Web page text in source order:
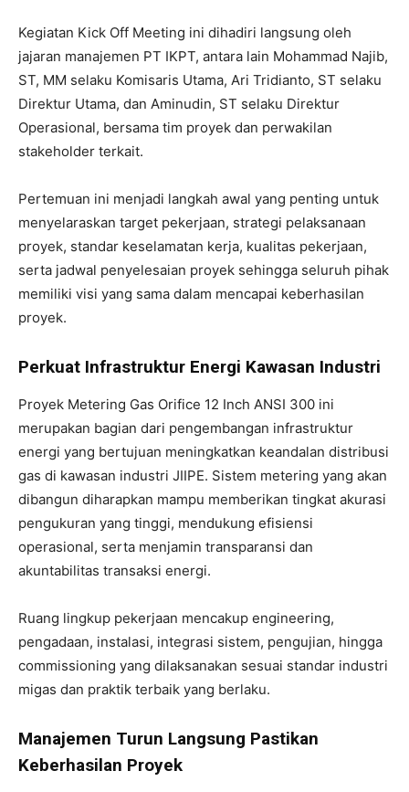
Kegiatan Kick Off Meeting ini dihadiri langsung oleh
jajaran manajemen PT IKPT, antara lain Mohammad Najib,
ST, MM selaku Komisaris Utama, Ari Tridianto, ST selaku
Direktur Utama, dan Aminudin, ST selaku Direktur
Operasional, bersama tim proyek dan perwakilan
stakeholder terkait.
Pertemuan ini menjadi langkah awal yang penting untuk
menyelaraskan target pekerjaan, strategi pelaksanaan
proyek, standar keselamatan kerja, kualitas pekerjaan,
serta jadwal penyelesaian proyek sehingga seluruh pihak
memiliki visi yang sama dalam mencapai keberhasilan
proyek.
Perkuat Infrastruktur Energi Kawasan Industri
Proyek Metering Gas Orifice 12 Inch ANSI 300 ini
merupakan bagian dari pengembangan infrastruktur
energi yang bertujuan meningkatkan keandalan distribusi
gas di kawasan industri JIIPE. Sistem metering yang akan
dibangun diharapkan mampu memberikan tingkat akurasi
pengukuran yang tinggi, mendukung efisiensi
operasional, serta menjamin transparansi dan
akuntabilitas transaksi energi.
Ruang lingkup pekerjaan mencakup engineering,
pengadaan, instalasi, integrasi sistem, pengujian, hingga
commissioning yang dilaksanakan sesuai standar industri
migas dan praktik terbaik yang berlaku.
Manajemen Turun Langsung Pastikan
Keberhasilan Proyek